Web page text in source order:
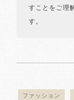
すことをご理
す。
ファッション